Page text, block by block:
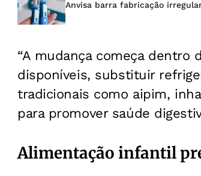
Anvisa barra fabricação
“A mudança começa dentro
disponíveis, substituir
tradicionais como aipim,
para promover saúde
Alimentação infantil